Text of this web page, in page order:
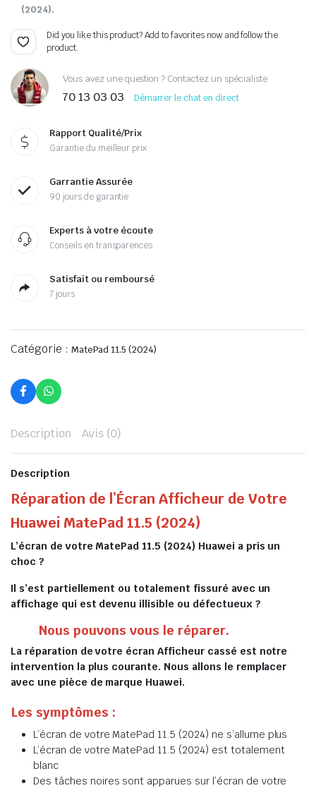
(2024).
Did you like this product? Add to favorites now and follow the
product.
Vous avez une question ? Contactez un spécialiste
70 13 03 03 Démarrer le chat en direct
Rapport Qualité/Prix
Garantie du meilleur prix
Garrantie Assurée
90 jours de garantie
Experts à votre écoute
Conseils en transparences
Satisfait ou remboursé
7 jours
Catégorie : MatePad 11.5 (2024)
Description Avis (0)
Description
Réparation de l’Écran Afficheur de Votre
Huawei MatePad 11.5 (2024)
L’écran de votre MatePad 11.5 (2024) Huawei a pris un
choc ?
Il s’est partiellement ou totalement fissuré avec un
affichage qui est devenu illisible ou défectueux ?
Nous pouvons vous le réparer.
La réparation de votre écran Afficheur cassé est notre
intervention la plus courante. Nous allons le remplacer
avec une pièce de marque Huawei.
Les symptômes :
L’écran de votre MatePad 11.5 (2024) ne s’allume plus
L’écran de votre MatePad 11.5 (2024) est totalement
blanc
Des tâches noires sont apparues sur l’écran de votre